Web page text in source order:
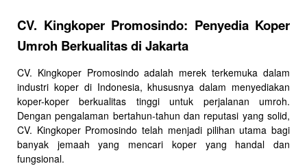
CV. Kingkoper Promosindo: Penyedia Koper
Umroh Berkualitas di Jakarta
CV. Kingkoper Promosindo adalah merek terkemuka dalam
industri koper di Indonesia, khususnya dalam menyediakan
koper-koper berkualitas tinggi untuk perjalanan umroh.
Dengan pengalaman bertahun-tahun dan reputasi yang solid,
CV. Kingkoper Promosindo telah menjadi pilihan utama bagi
banyak jemaah yang mencari koper yang handal dan
fungsional.